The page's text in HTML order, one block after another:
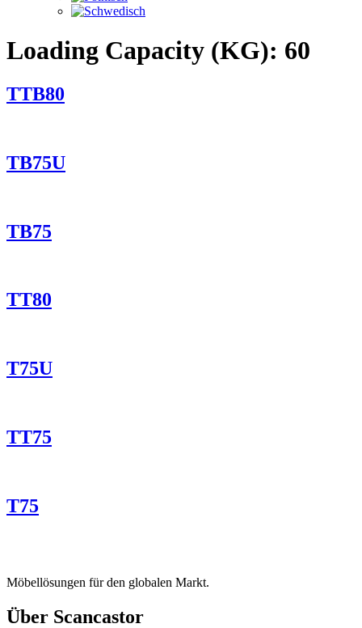
Loading Capacity (KG): 60
TTB80
TB75U
TB75
TT80
T75U
TT75
T75
Möbellösungen für den globalen Markt.
Über Scancastor